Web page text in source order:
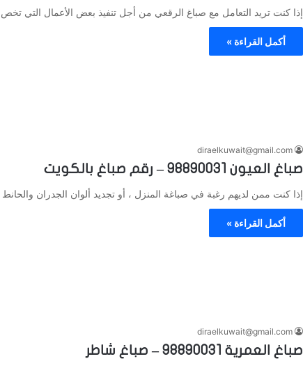
إذا كنت تريد التعامل مع صباغ الرقعي من أجل تنفيذ بعض الأعمال التي تخص
أكمل القراءة »
diraelkuwait@gmail.com
صباغ العيون 98890031 – رقم صباغ بالكويت
إذا كنت ممن لديهم رغبة في صباغة المنزل ، أو تجديد ألوان الجدران
أكمل القراءة »
diraelkuwait@gmail.com
صباغ العمرية 98890031 – صباغ شاطر